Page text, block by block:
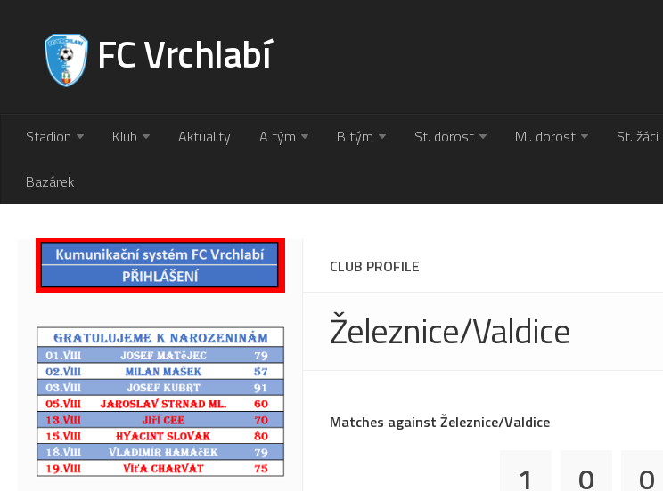
FC Vrchlabí
Stadion Klub Aktuality A tým B tým St. dorost Ml. dorost St. žáci
Bazárek
CLUB PROFILE
Železnice/Valdice
Matches against Železnice/Valdice
1 0 0